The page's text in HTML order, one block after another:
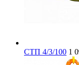
СТП 4/3/100 1